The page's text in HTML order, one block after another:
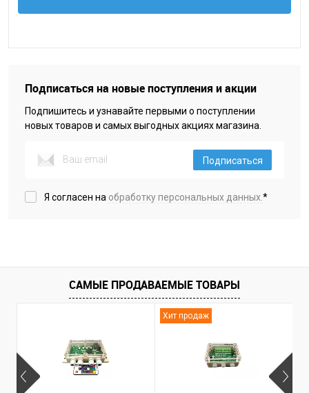
Подписаться на новые поступления и акции
Подпишитесь и узнавайте первыми о поступлении
новых товаров и самых выгодных акциях магазина.
Подписаться
Я согласен на обработку персональных данных.*
САМЫЕ ПРОДАВАЕМЫЕ ТОВАРЫ
Хит продаж